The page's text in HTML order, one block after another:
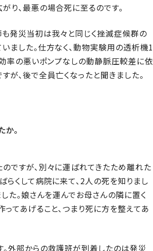
り、最悪の場合死に至るのです。
発災当初は我々と同じく挫滅症候群の
ました。仕方なく、動物実験用の透析機1
率の悪いポンプなしの動静脈圧較差に依
、後で全員亡くなったと聞きました。
。
ですが、別々に運ばれてきたため離れた
くして病院に来て、2人の死を知りまし
た。娘さんを運んでお母さんの隣に置く
てあげること、つまり死に方を整えてあ
外部からの救護班が到着したのは発災